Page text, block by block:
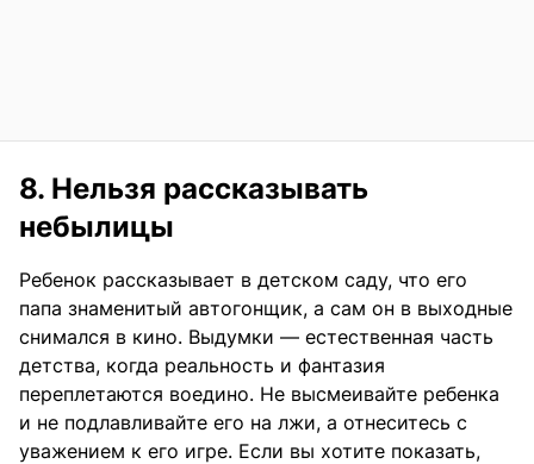
8. Нельзя рассказывать
небылицы
Ребенок рассказывает в детском саду, что его
папа знаменитый автогонщик, а сам он в выходные
снимался в кино. Выдумки — естественная часть
детства, когда реальность и фантазия
переплетаются воедино. Не высмеивайте ребенка
и не подлавливайте его на лжи, а отнеситесь с
уважением к его игре. Если вы хотите показать,